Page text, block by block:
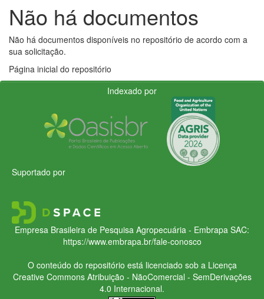
Não há documentos
Não há documentos disponíveis no repositório de acordo com a
sua solicitação.
Página inicial do repositório
Indexado por
Suportado por
Empresa Brasileira de Pesquisa Agropecuária - Embrapa SAC:
https://www.embrapa.br/fale-conosco
O conteúdo do repositório está licenciado sob a Licença
Creative CommonsAtribuição - NãoComercial - SemDerivações
4.0 Internacional.